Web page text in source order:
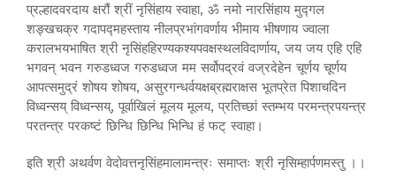
प्रल्हादवरदाय क्षरौं श्रीं नृसिंहाय स्वाहा, ॐ नमो नारसिंहाय मुद्गल
शङ्खचक्र गदापद्महस्ताय नीलप्रभांगवर्णाय भीमाय भीषणाय ज्वाला
करालभयभाषित श्री नृसिंहहिरण्यकश्यपवक्षस्थलविदार्णाय, जय जय एहि एहि
भगवन् भवन गरुडध्वज गरुडध्वज मम सर्वोपद्रवं वज्रदेहेन चूर्णय चूर्णय
आपत्समुद्रं शोषय शोषय, असुरगन्धर्वयक्षब्रह्मराक्षस भूतप्रेत पिशाचदिन
विध्वन्सय् विध्वन्सय्, पूर्वाखिलं मूलय मूलय, प्रतिच्छां स्तम्भय परमन्त्रपयन्त्र
परतन्त्र परकष्टं छिन्धि छिन्धि भिन्धि हं फट् स्वाहा।
इति श्री अथर्वण वेदोवत्तनृसिंहमालामन्त्रः समाप्तः श्री नृसिम्हार्पणमस्तु ।।